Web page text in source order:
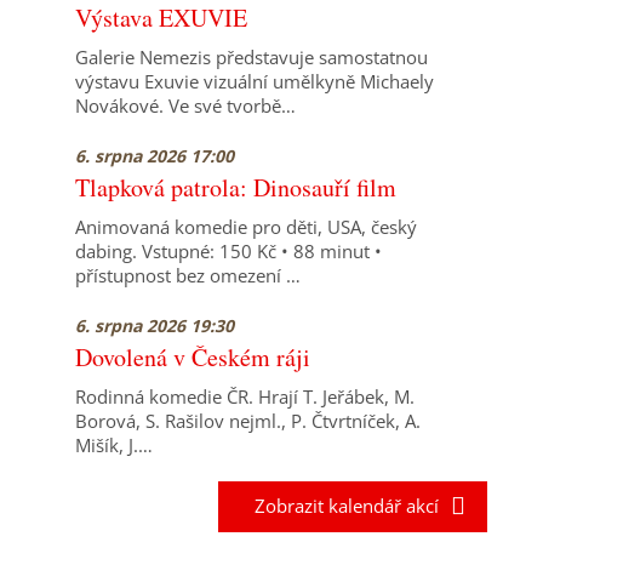
Výstava EXUVIE
Galerie Nemezis představuje samostatnou
výstavu Exuvie vizuální umělkyně Michaely
Novákové. Ve své tvorbě…
6. srpna 2026 17:00
Tlapková patrola: Dinosauří film
Animovaná komedie pro děti, USA, český
dabing. Vstupné: 150 Kč • 88 minut •
přístupnost bez omezení …
6. srpna 2026 19:30
Dovolená v Českém ráji
Rodinná komedie ČR. Hrají T. Jeřábek, M.
Borová, S. Rašilov nejml., P. Čtvrtníček, A.
Mišík, J.…
Zobrazit kalendář akcí